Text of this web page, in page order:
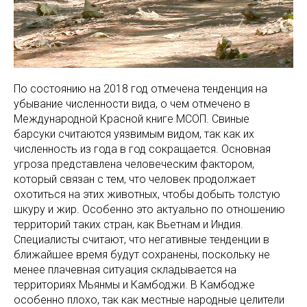
По состоянию на 2018 год отмечена тенденция на
убывание численности вида, о чем отмечено в
Международной Красной книге МСОП. Свиные
барсуки считаются уязвимым видом, так как их
численность из года в год сокращается. Основная
угроза представлена человеческим фактором,
который связан с тем, что человек продолжает
охотиться на этих животных, чтобы добыть толстую
шкуру и жир. Особенно это актуально по отношению
территорий таких стран, как Вьетнам и Индия.
Специалисты считают, что негативные тенденции в
ближайшее время будут сохранены, поскольку не
менее плачевная ситуация складывается на
территориях Мьянмы и Камбоджи. В Камбодже
особенно плохо, так как местные народные целители